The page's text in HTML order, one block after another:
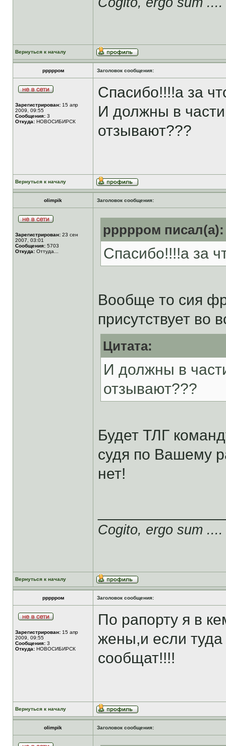
Вернуться к началу
ррррром Заголовок сообщения:
Зарегистрирован: 15 апр
2009, 09:55
Сообщения: 3
Откуда: НОВОСИБИРСК
Спасибо!!!!а за
И должны в
отзывают???
Вернуться к началу
olimpik Заголовок сообщения:
Зарегистрирован: 23 сен
2007, 03:01
Сообщения: 5703
Откуда: Оттуда...
ррррром писал(а):
Спасибо!!!!а за
Вообще то сия
присутствует во
Цитата:
И должны в
отзывают???
Будет ТЛГ
судя по Вашему
нет!
Cogito, ergo sum ....
Вернуться к началу
ррррром Заголовок сообщения:
Зарегистрирован: 15 апр
2009, 09:55
Сообщения: 3
Откуда: НОВОСИБИРСК
По рапорту я в
жены,и если туда
сообщат!!!!
Вернуться к началу
olimpik Заголовок сообщения: